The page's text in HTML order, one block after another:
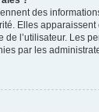
des
Elles
l’utilisateur. Les
par les